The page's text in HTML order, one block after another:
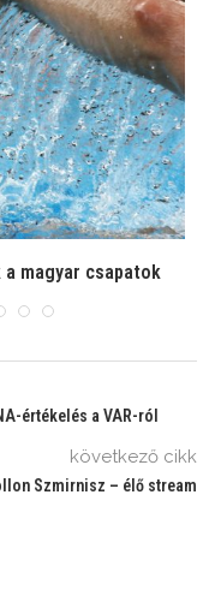
magyar csapatok
értékelés a VAR-ról
következő cikk
Szmirnisz – élő stream